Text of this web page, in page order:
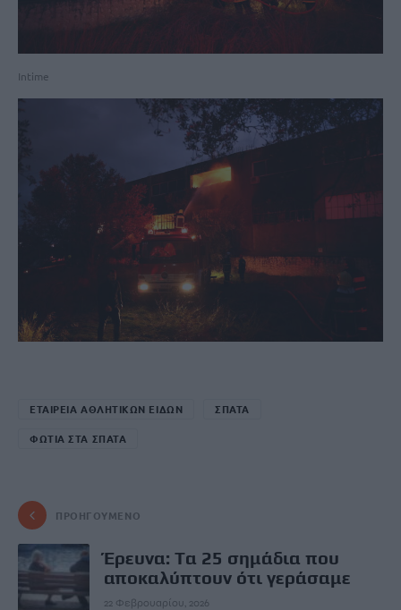
Intime
ΕΤΑΙΡΕΙΑ ΑΘΛΗΤΙΚΩΝ ΕΙΔΩΝ ΣΠΑΤΑ
ΦΩΤΙΑ ΣΤΑ ΣΠΑΤΑ
ΠΡΟΗΓΟΎΜΕΝΟ
Έρευνα: Tα 25 σημάδια που
αποκαλύπτουν ότι γεράσαμε
22 Φεβρουαρίου, 2026